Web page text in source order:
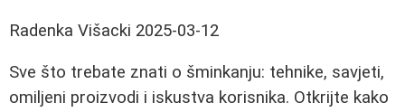
Radenka Višacki 2025-03-12
Sve što trebate znati o šminkanju: tehnike, savjeti,
omiljeni proizvodi i iskustva korisnika. Otkrijte kako